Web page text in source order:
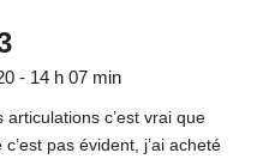
- 14 h 07 min
articulations c’est vrai que
pas évident, j’ai acheté